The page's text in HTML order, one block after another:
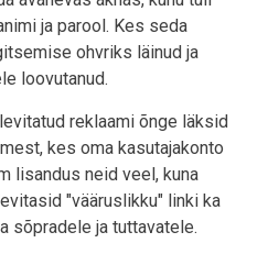
ja parool. Kes seda
ohvriks läinud ja
loovutanud.
reklaami õnge läksid
kes oma kasutajakonto
lisandus neid veel, kuna
"vääruslikku" linki ka
sõpradele ja tuttavatele.